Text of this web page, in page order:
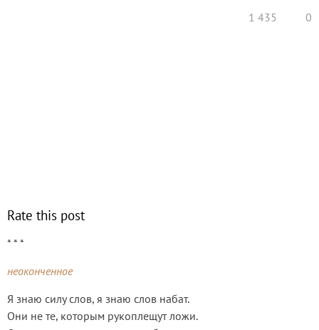
1 435 0
Rate this post
* * *
неоконченное
Я знаю силу слов, я знаю слов набат.
Они не те, которым рукоплещут ложи.